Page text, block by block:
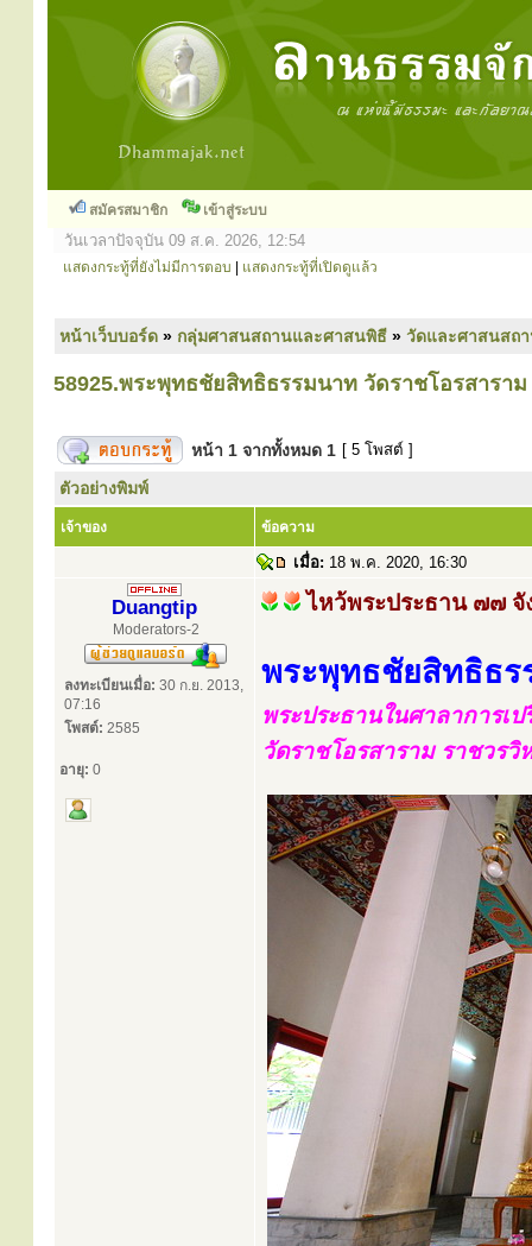
สมัครสมาชิก เข้าสู่ระบบ
วันเวลาปัจจุบัน 09 ส.ค. 2026, 12:54
แสดงกระทู้ที่ยังไม่มีการตอบ แสดงกระทู้ที่เปิดดูแล้ว
หน้าเว็บบอร์ด » กลุ่มศาสนสถานและศาสนพิธี » วัดและศาสนสถ
58925.พระพุทธชัยสิทธิธรรมนาท วัดราชโอรสาราม
หน้า 1 จากทั้งหมด 1 [ 5 โพสต์ ]
ตัวอย่างพิมพ์
เจ้าของ ข้อความ
เมื่อ: 18 พ.ค. 2020, 16:30
Duangtip
Moderators-2
ลงทะเบียนเมื่อ: 30 ก.ย. 2013,
07:16
โพสต์: 2585
อายุ: 0
ไหว้พระประธาน ๗๗ จั
พระพุทธชัยสิทธิธร
พระประธานในศาลาการเ
วัดราชโอรสาราม ราชวรวิ